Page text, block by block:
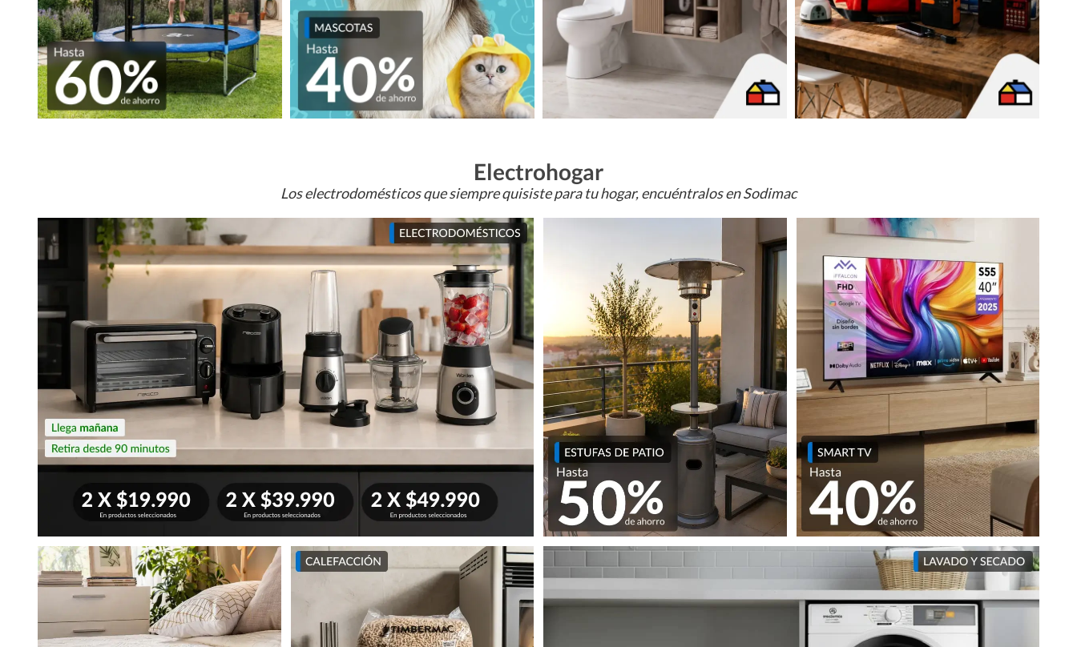
Electrohogar
Los electrodomésticos que siempre quisiste para tu hogar, encuéntralos en Sodimac